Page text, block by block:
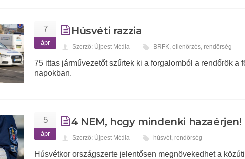
7
ápr
Húsvéti razzia
Szerző: Újpest Média BRFK,ellenőrzés, rendőrség
75 ittas járművezetőt szűrtek ki a forgalomból a rendőrök a
napokban.
5
ápr
4 NEM, hogy mindenki hazaérjen!
Szerző: Újpest Média húsvét, rendőrség
Húsvétkor országszerte jelentősen megnövekedhet a